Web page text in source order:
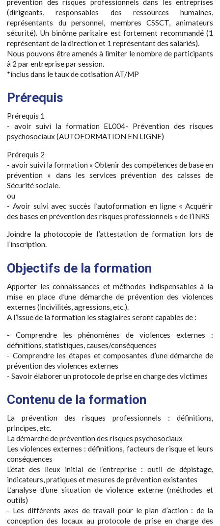
prévention des risques professionnels dans les entreprises
(dirigeants, responsables des ressources humaines,
représentants du personnel, membres CSSCT, animateurs
sécurité). Un binôme paritaire est fortement recommandé (1
représentant de la direction et 1 représentant des salariés).
Nous pouvons être amenés à limiter le nombre de participants
à 2 par entreprise par session.
*inclus dans le taux de cotisation AT/MP
Prérequis
Prérequis 1
- avoir suivi la formation EL004- Prévention des risques
psychosociaux (AUTOFORMATION EN LIGNE)
Prérequis 2
- avoir suivi la formation « Obtenir des compétences de base en
prévention » dans les services prévention des caisses de
Sécurité sociale.
ou
- Avoir suivi avec succès l’autoformation en ligne « Acquérir
des bases en prévention des risques professionnels » de l’INRS
Joindre la photocopie de l’attestation de formation lors de
l’inscription.
Objectifs de la formation
Apporter les connaissances et méthodes indispensables à la
mise en place d’une démarche de prévention des violences
externes (incivilités, agressions, etc.).
A l’issue de la formation les stagiaires seront capables de :
- Comprendre les phénomènes de violences externes :
définitions, statistiques, causes/conséquences
- Comprendre les étapes et composantes d’une démarche de
prévention des violences externes
- Savoir élaborer un protocole de prise en charge des victimes
Contenu de la formation
La prévention des risques professionnels : définitions,
principes, etc.
La démarche de prévention des risques psychosociaux
Les violences externes : définitions, facteurs de risque et leurs
conséquences
L’état des lieux initial de l’entreprise : outil de dépistage,
indicateurs, pratiques et mesures de prévention existantes
L’analyse d’une situation de violence externe (méthodes et
outils)
- Les différents axes de travail pour le plan d’action : de la
conception des locaux au protocole de prise en charge des